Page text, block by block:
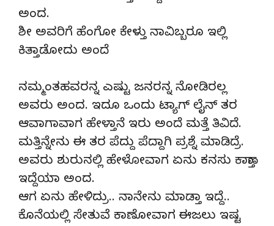
ಅಂದ.
ಶೀ ಅವರಿಗೆ ಹೆಂಗೋ ಕೇಳ್ತು ನಾವಿಬ್ಬರೂ ಇಲ್ಲಿ
ಕಿತ್ತಾಡೋದು ಅಂದೆ
ನಮ್ಮಂತಹವರನ್ನ ಎಷ್ಟು ಜನರನ್ನ ನೋಡಿರಲ್ಲ
ಅವರು ಅಂದ. ಇದೂ ಒಂದು ಟ್ಯಾಗ್ ಲೈನ್ ತರ
ಆವಾಗಾವಾಗ ಹೇಳ್ತಾನೆ ಇರು ಅಂದೆ ಮತ್ತೆ ತಿವಿದೆ.
ಮತ್ತಿನ್ನೇನು ಈ ತರ ಪೆದ್ದು ಪೆದ್ದಾಗಿ ಪ್ರಶ್ನೆ ಮಾಡಿದ್ರೆ.
ಅವರು ಶುರುನಲ್ಲಿ ಹೇಳೋವಾಗ ಏನು ಕನಸು ಕಾಣ್ತಾ
ಇದ್ದೆಯಾ ಅಂದ.
ಆಗ ಏನು ಹೇಳಿದ್ರು.. ನಾನೇನು ಮಾಡ್ತಾ ಇದ್ದೆ..
ಕೊನೆಯಲ್ಲಿ ಸೇತುವೆ ಕಾಣೋವಾಗ ಈಜಲು ಇಷ್ಟ